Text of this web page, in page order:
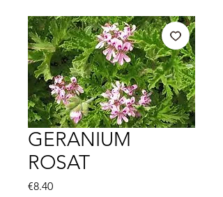
GERANIUM
ROSAT
€8.40Price